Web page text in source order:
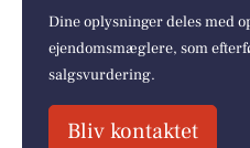
Dine oplysninger deles med
ejendomsmæglere, som
salgsvurdering.
Bliv kontaktet